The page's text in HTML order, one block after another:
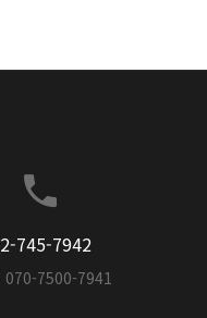
745-7942
070-7500-7941